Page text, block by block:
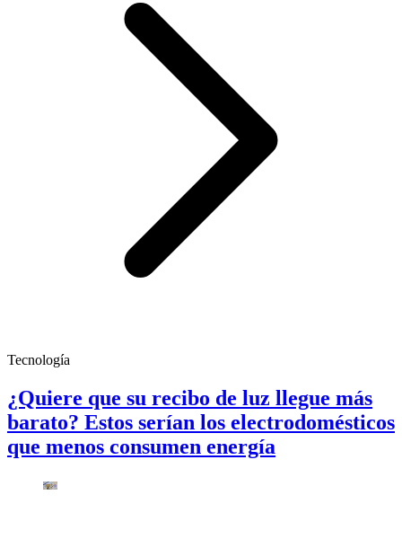
Tecnología
¿Quiere que su recibo de luz llegue más
barato? Estos serían los electrodomésticos
que menos consumen energía